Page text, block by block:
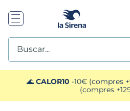
Buscar...
🌊 CALOR10 -10€ (compres
(compres
TOP SEARCHES
1. plato preparado